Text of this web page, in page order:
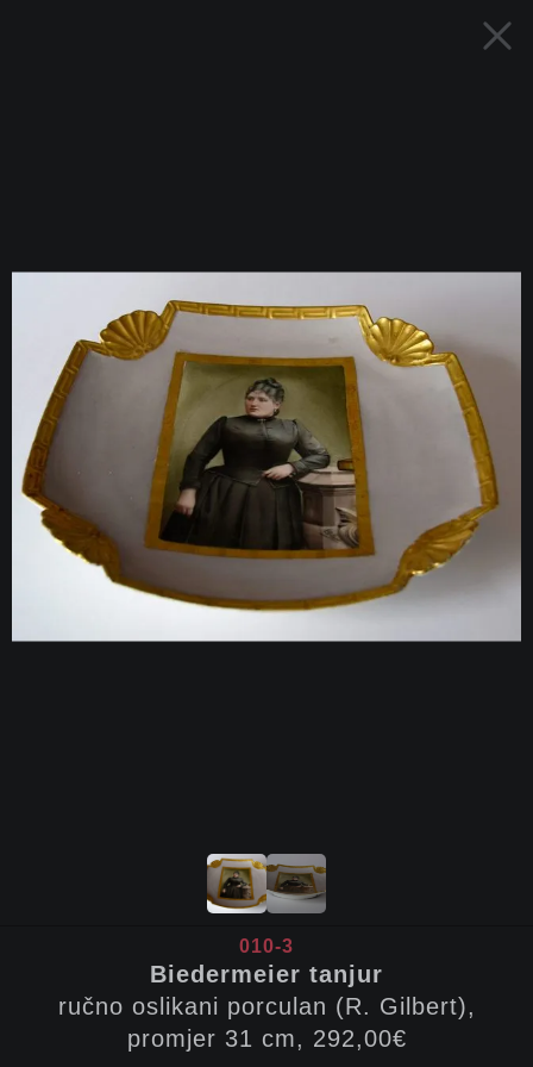
010-3
Biedermeier tanjur
ručno oslikani porculan (R. Gilbert),
promjer 31 cm, 292,00€